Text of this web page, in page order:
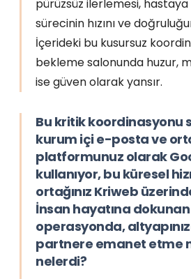
pürüzsüz ilerlemesi,
sürecinin hızını ve
İçerideki bu kusursuz
bekleme salonunda huzur,
ise güven olarak yansır.
Bu kritik koordinasyonu
kurum içi e-posta ve
platformunuz olarak
kullanıyor, bu küresel
ortağınız Kriweb
İnsan hayatına
operasyonda,
partnere emanet etme
nelerdi?